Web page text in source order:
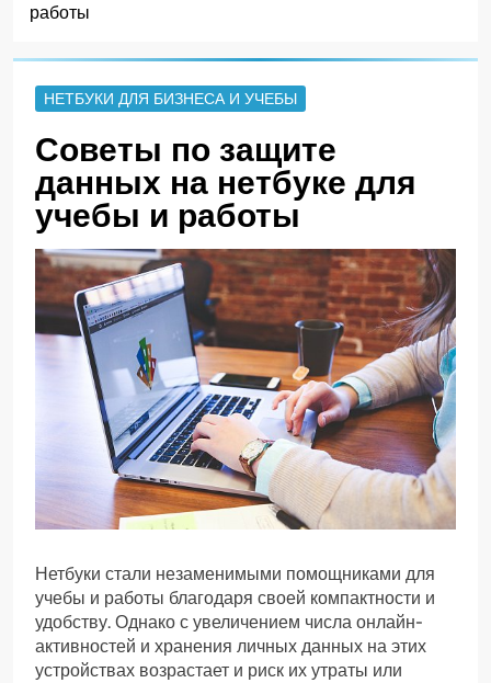
работы
НЕТБУКИ ДЛЯ БИЗНЕСА И УЧЕБЫ
Советы по защите
данных на нетбуке для
учебы и работы
Нетбуки стали незаменимыми помощниками для
учебы и работы благодаря своей компактности и
удобству. Однако с увеличением числа онлайн-
активностей и хранения личных данных на этих
устройствах возрастает и риск их утраты или